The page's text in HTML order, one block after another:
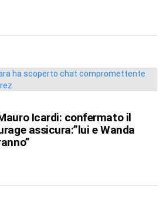
Icardi: confermato il
assicura:”lui e Wanda